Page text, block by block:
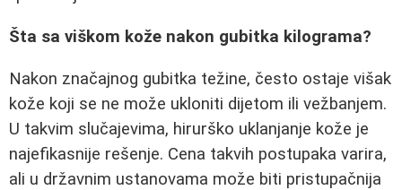
Šta sa viškom kože nakon gubitka kilograma?
Nakon značajnog gubitka težine, često ostaje višak
kože koji se ne može ukloniti dijetom ili vežbanjem.
U takvim slučajevima, hirurško uklanjanje kože je
najefikasnije rešenje. Cena takvih postupaka varira,
ali u državnim ustanovama može biti pristupačnija